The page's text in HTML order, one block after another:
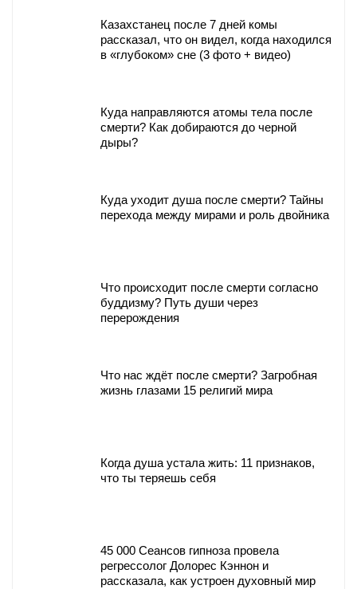
Казахстанец после 7 дней комы
рассказал, что он видел, когда находился
в «глубоком» сне (3 фото + видео)
Куда направляются атомы тела после
смерти? Как добираются до черной
дыры?
Куда уходит душа после смерти? Тайны
перехода между мирами и роль двойника
Что происходит после смерти согласно
буддизму? Путь души через
перерождения
Что нас ждёт после смерти? Загробная
жизнь глазами 15 религий мира
Когда душа устала жить: 11 признаков,
что ты теряешь себя
45 000 Сеансов гипноза провела
регрессолог Долорес Кэннон и
рассказала, как устроен духовный мир